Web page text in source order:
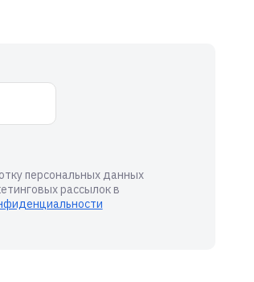
персональных данных
рассылок в